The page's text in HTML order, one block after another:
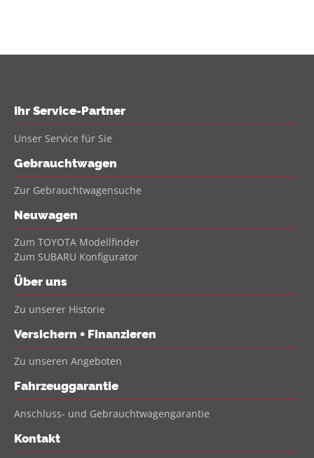
Ihr Service-Partner
Unser Service für Sie
Gebrauchtwagen
Zur Gebrauchtwagensuche
Neuwagen
Zum TOYOTA Modellfinder
Zum SUBARU Konfigurator
Über uns
Zu unserer Historie
Versichern + Finanzieren
Zu unseren Angeboten
Fahrzeuggarantie
Anschluss- und Gebrauchtwagengarantie
Kontakt